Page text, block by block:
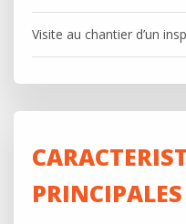
Visite au chantier d’un
PRINCIPALES